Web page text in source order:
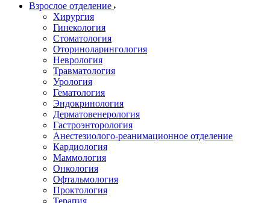
Взрослое отделение
Хирургия
Гинекология
Стоматология
Оториноларингология
Неврология
Травматология
Урология
Гематология
Эндокринология
Дерматовенерология
Гастроэнторология
Анестезиолого-реанимационное отделение
Кардиология
Маммология
Онкология
Офтальмология
Проктология
Терапия